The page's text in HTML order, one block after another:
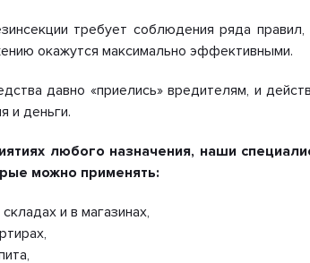
требует соблюдения ряда
окажутся максимально эффективными.
давно «приелись» вредителям, и
и деньги.
любого назначения, наши
можно применять:
и в магазинах,